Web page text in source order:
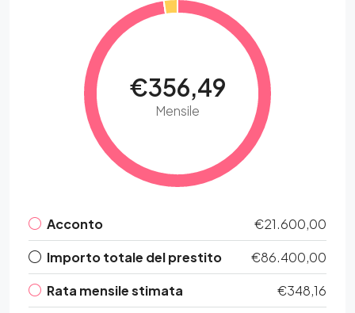
€356,49
Mensile
Acconto
€21.600,00
Importo totale del prestito
€86.400,00
Rata mensile stimata
€348,16